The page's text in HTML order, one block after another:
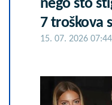
nego što
7 troškova
15. 07. 2026 07:44